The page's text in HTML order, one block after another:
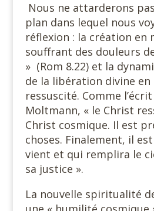
Nous ne attarderons
plan dans lequel nous
réflexion : la création en
souffrant des douleurs
» (Rom 8.22) et la
de la libération divine en
ressuscité. Comme
Moltmann, « le Christ
Christ cosmique. Il est
choses. Finalement, il
vient et qui remplira le
sa justice ».
La nouvelle spiritualité